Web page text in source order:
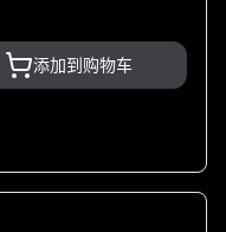
添加到购物车